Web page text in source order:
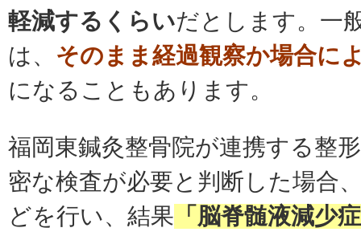
軽減するくらいだとします。一
は、 そのまま経過観察か場合に
になることもあります。
福岡東鍼灸整骨院が連携する整
密な検査が必要と判断した場合
どを行い、結果 「脳脊髄液減少